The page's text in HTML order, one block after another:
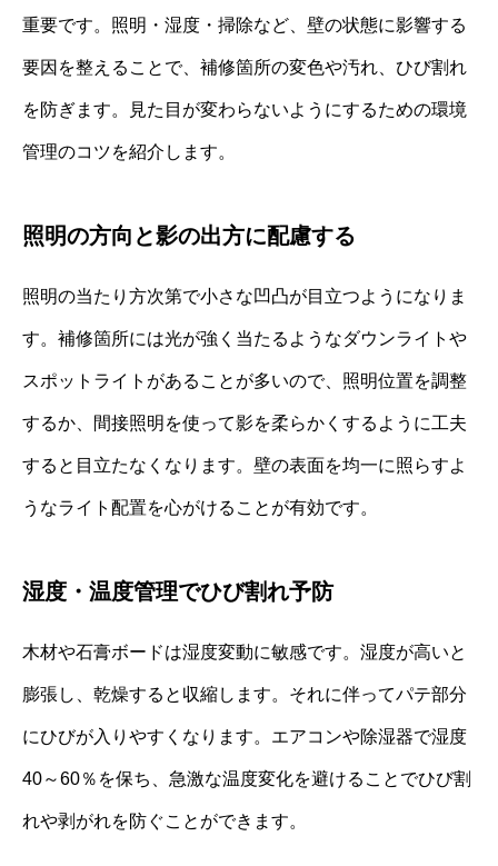
重要です。照明・湿度・掃除など、壁の状態に影響する
要因を整えることで、補修箇所の変色や汚れ、ひび割れ
を防ぎます。見た目が変わらないようにするための環境
管理のコツを紹介します。
照明の方向と影の出方に配慮する
照明の当たり方次第で小さな凹凸が目立つようになりま
す。補修箇所には光が強く当たるようなダウンライトや
スポットライトがあることが多いので、照明位置を調整
するか、間接照明を使って影を柔らかくするように工夫
すると目立たなくなります。壁の表面を均一に照らすよ
うなライト配置を心がけることが有効です。
湿度・温度管理でひび割れ予防
木材や石膏ボードは湿度変動に敏感です。湿度が高いと
膨張し、乾燥すると収縮します。それに伴ってパテ部分
にひびが入りやすくなります。エアコンや除湿器で湿度
40～60％を保ち、急激な温度変化を避けることでひび割
れや剥がれを防ぐことができます。